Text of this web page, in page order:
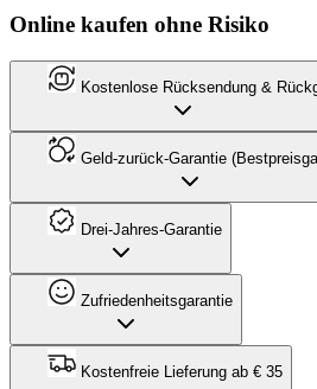
Online kaufen ohne Risiko
Kostenlose Rücksendung &
Geld-zurück-Garantie
Drei-Jahres-Garantie
Zufriedenheitsgarantie
Kostenfreie Lieferung ab € 35